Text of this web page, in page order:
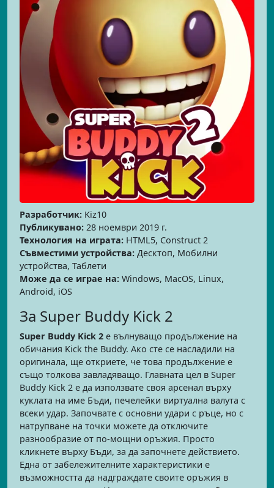
Разработчик: Kiz10
Публикувано: 28 ноември 2019 г.
Технология на играта: HTML5, Construct 2
Съвместими устройства: Десктоп, Мобилни
устройства, Таблети
Може да се играе на: Windows, MacOS, Linux,
Android, iOS
За Super Buddy Kick 2
Super Buddy Kick 2 е вълнуващо продължение на
обичания Kick the Buddy. Ако сте се насладили на
оригинала, ще откриете, че това продължение е
също толкова завладяващо. Главната цел в Super
Buddy Kick 2 е да използвате своя арсенал върху
куклата на име Бъди, печелейки виртуална валута с
всеки удар. Започвате с основни удари с ръце, но с
натрупване на точки можете да отключите
разнообразие от по-мощни оръжия. Просто
кликнете върху Бъди, за да започнете действието.
Една от забележителните характеристики е
възможността да надграждате своите оръжия в